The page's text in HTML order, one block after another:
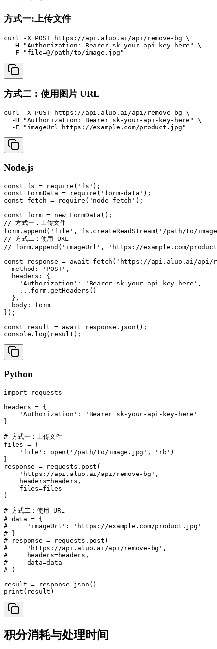
方式一:上传文件
curl -X POST https://api.aluo.ai/api/remove-bg \
  -H "Authorization: Bearer sk-your-api-key-here" \
  -F "file=@/path/to/image.jpg"
方式二：使用图片 URL
curl -X POST https://api.aluo.ai/api/remove-bg \
  -H "Authorization: Bearer sk-your-api-key-here" \
  -F "imageUrl=https://example.com/product.jpg"
Node.js
const fs = require('fs');
const FormData = require('form-data');
const fetch = require('node-fetch');
const form = new FormData();
// 方式一：上传文件
form.append('file', fs.createReadStream('/path/to/
// 方式二：使用 URL
// form.append('imageUrl', 'https://example.com/
const response = await fetch('https://api.aluo.ai/api/
  method: 'POST',
  headers: {
    'Authorization': 'Bearer sk-your-api-key-here',
    ...form.getHeaders()
  },
  body: form
});
const result = await response.json();
console.log(result);
Python
import requests
headers = {
    'Authorization': 'Bearer sk-your-api-key-here'
}
# 方式一：上传文件
files = {
    'file': open('/path/to/image.jpg', 'rb')
}
response = requests.post(
    'https://api.aluo.ai/api/remove-bg',
    headers=headers,
    files=files
)
# 方式二：使用 URL
# data = {
#     'imageUrl': 'https://example.com/product.jpg'
# }
# response = requests.post(
#     'https://api.aluo.ai/api/remove-bg',
#     headers=headers,
#     data=data
# )
result = response.json()
print(result)
积分消耗与处理时间